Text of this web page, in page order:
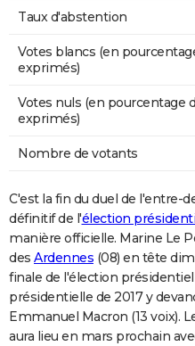
Taux d'abstention
Votes blancs (en
exprimés)
Votes nuls (en pourcentage
exprimés)
Nombre de votants
C'est la fin du duel de l'entre-
définitif de l'élection
manière officielle. Marine Le
des Ardennes (08) en tête
finale de l'élection
présidentielle de 2017 y
Emmanuel Macron (13 voix).
aura lieu en mars prochain